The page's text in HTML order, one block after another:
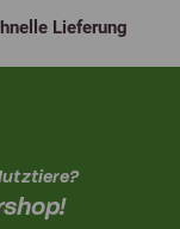
Lieferung